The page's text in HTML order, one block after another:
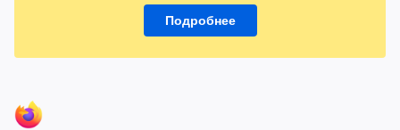
Подробнее